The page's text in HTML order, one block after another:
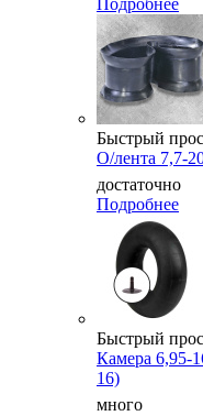
Подробнее
Быстрый
О/лента 7,7-
достаточно
Подробнее
Быстрый
Камера 6,95-
16)
много